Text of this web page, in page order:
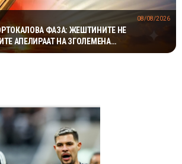
ФАЗА: ЖЕШТИНИТЕ НЕ
АПЕЛИРААТ НА ЗГОЛЕМЕНА
08/08/2026